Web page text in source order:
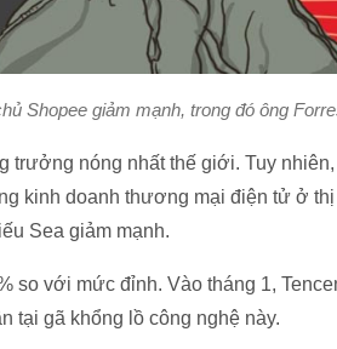
Shopee giảm mạnh, trong đó ông
trưởng nóng nhất thế giới. Tuy
kinh doanh thương mại điện tử ở
Sea giảm mạnh.
so với mức đỉnh. Vào tháng 1,
tại gã khổng lồ công nghệ này.